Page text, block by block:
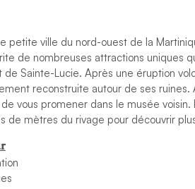
petite ville du nord-ouest de la
de nombreuses attractions uniques
Sainte-Lucie. Après une éruption
reconstruite autour de ses
vous promener dans le musée
de mètres du rivage pour découvrir